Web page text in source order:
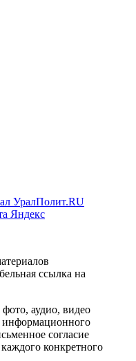
УралПолит.RU
Яндекс
ссылка на
аудио, видео
информационного
согласие
конкретного